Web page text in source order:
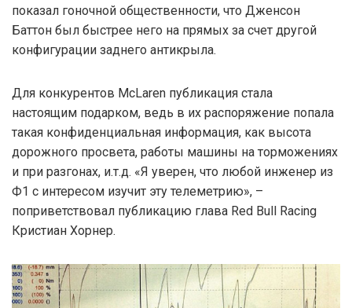
показал гоночной общественности, что Дженсон
Баттон был быстрее него на прямых за счет другой
конфигурации заднего антикрыла.
Для конкурентов McLaren публикация стала
настоящим подарком, ведь в их распоряжение попала
такая конфиденциальная информация, как высота
дорожного просвета, работы машины на торможениях
и при разгонах, и.т.д. «Я уверен, что любой инженер из
Ф1 с интересом изучит эту телеметрию», –
поприветствовал публикацию глава Red Bull Racing
Кристиан Хорнер.